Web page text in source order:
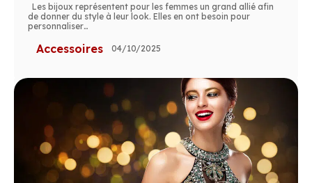
Les bijoux représentent pour les femmes un grand allié afin
de donner du style à leur look. Elles en ont besoin pour
personnaliser…
Accessoires 04/10/2025